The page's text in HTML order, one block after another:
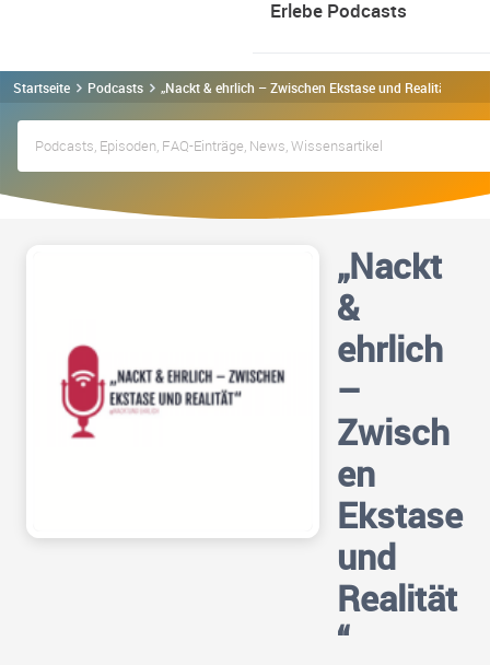
Erlebe Podcasts
Startseite Podcasts „Nackt & ehrlich – Zwischen Ekstase und Realität“
„Nackt
&
ehrlich
–
Zwisch
en
Ekstase
und
Realität
“